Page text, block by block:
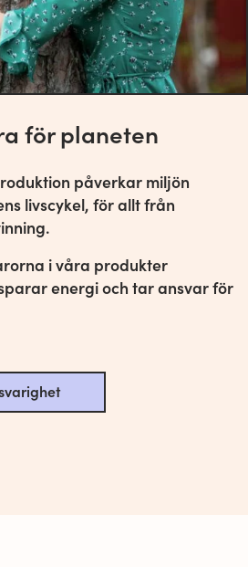
för planeten
påverkar miljön
livscykel, för allt från
i våra produkter
energi och tar ansvar för